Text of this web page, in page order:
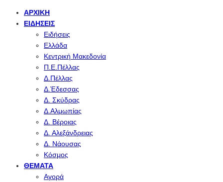
ΑΡΧΙΚΉ
ΕΙΔΉΣΕΙΣ
Ειδήσεις
Ελλάδα
Κεντρική Μακεδονία
Π.Ε.Πέλλας
Δ.Πέλλας
Δ.Έδεσσας
Δ. Σκύδρας
Δ.Αλμωπίας
Δ. Βέροιας
Δ. Αλεξάνδρειας
Δ. Νάουσας
Κόσμος
ΘΈΜΑΤΑ
Αγορά